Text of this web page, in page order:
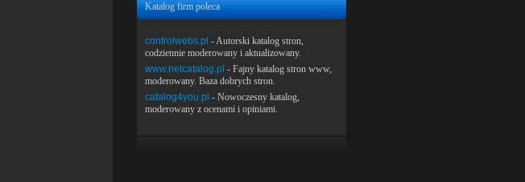
Katalog firm poleca
controlwebs.pl - Autorski katalog stron,
codziennie moderowany i aktualizowany.
www.netcatalog.pl - Fajny katalog stron www,
moderowany. Baza dobrych stron.
catalog4you.pl - Nowoczesny katalog,
moderowany z ocenami i opiniami.